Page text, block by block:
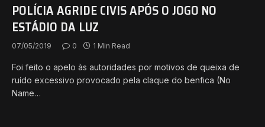
POLÍCIA AGRIDE CIVIS APÓS O JOGO NO
ESTÁDIO DA LUZ
07/05/2019 0 1 Min Read
Foi feito o apelo às autoridades por motivos de queixa de
ruído excessivo provocado pela claque do benfica (No
Name…